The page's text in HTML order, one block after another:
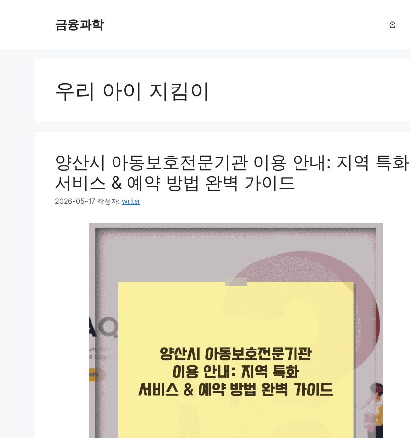
금융과학 홈
우리 아이 지킴이
양산시 아동보호전문기관 이용 안내: 지역 특화
서비스 & 예약 방법 완벽 가이드
2026-05-17 작성자: writer